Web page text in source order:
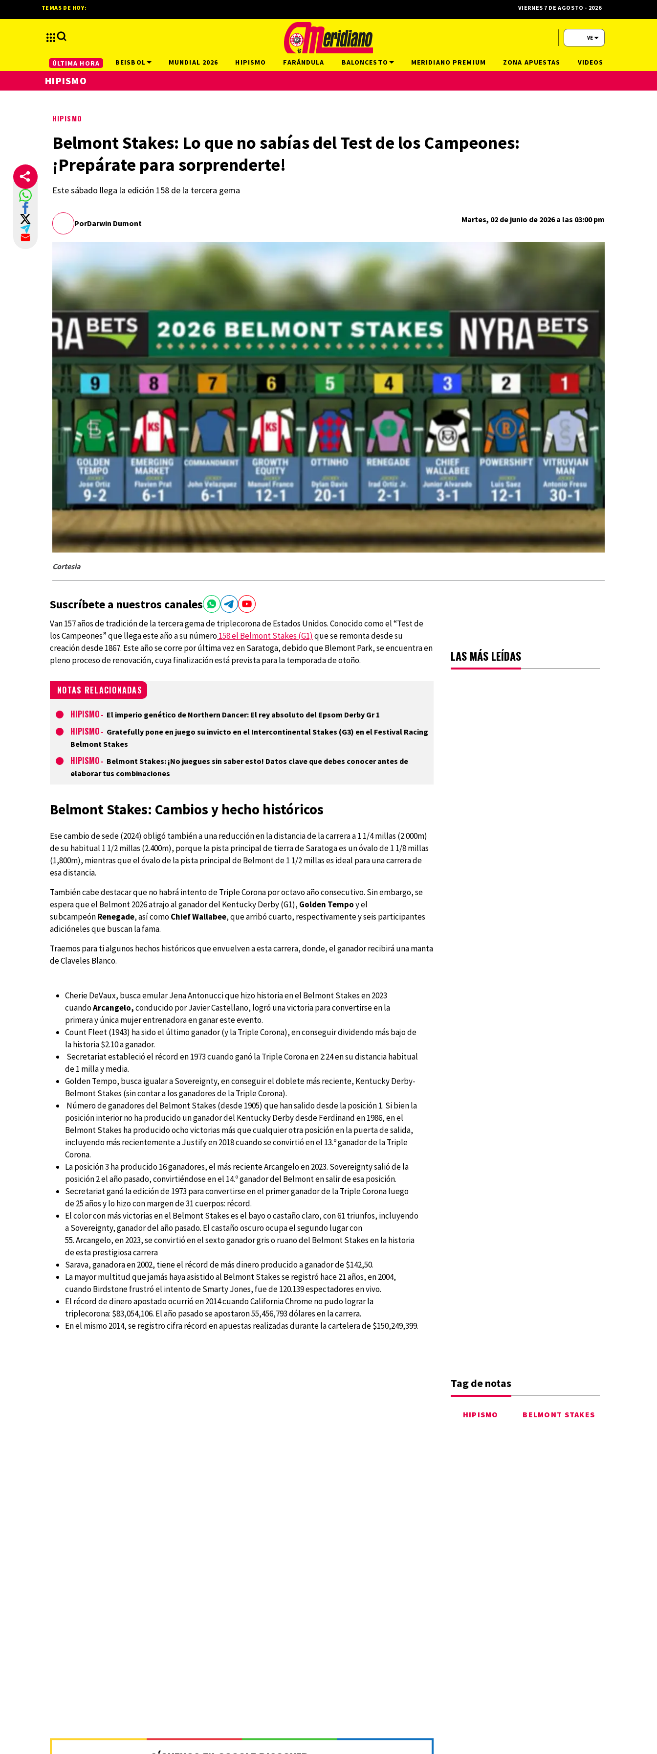
HIPISMO
Belmont Stakes: Lo que no sabías del Test de los Campeones:
¡Prepárate para sorprenderte!
Este sábado llega la edición 158 de la tercera gema
PorDarwin Dumont Martes, 02 de junio de 2026 a las 03:00 pm
Cortesia
Suscríbete a nuestros canales
Van 157 años de tradición de la tercera gema de triplecorona de Estados Unidos. Conocido como el “Test de
los Campeones” que llega este año a su número158 el Belmont Stakes (G1) que se remonta desde su
creación desde 1867. Este año se corre por última vez en Saratoga, debido que Blemont Park, se encuentra en
pleno proceso de renovación, cuya finalización está prevista para la temporada de otoño.
NOTAS RELACIONADAS
HIPISMO - El imperio genético de Northern Dancer: El rey absoluto del Epsom Derby Gr 1
HIPISMO - Gratefully pone en juego su invicto en el Intercontinental Stakes (G3) en el Festival Racing
Belmont Stakes
HIPISMO - Belmont Stakes: ¡No juegues sin saber esto! Datos clave que debes conocer antes de
elaborar tus combinaciones
Belmont Stakes: Cambios y hecho históricos
Ese cambio de sede (2024) obligó también a una reducción en la distancia de la carrera a 1 1/4 millas (2.000m)
de su habitual 1 1/2 millas (2.400m), porque la pista principal de tierra de Saratoga es un óvalo de 1 1/8 millas
(1,800m), mientras que el óvalo de la pista principal de Belmont de 1 1/2 millas es ideal para una carrera de
esa distancia.
También cabe destacar que no habrá intento de Triple Corona por octavo año consecutivo. Sin embargo, se
espera que el Belmont 2026 atrajo al ganador del Kentucky Derby (G1), Golden Tempoy el
subcampeónRenegade, así comoChief Wallabee, que arribó cuarto, respectivamente y seis participantes
adicióneles que buscan la fama.
Traemos para ti algunos hechos históricos que envuelven a esta carrera, donde, el ganador recibirá una manta
de Claveles Blanco.
Cherie DeVaux, busca emular Jena Antonucci que hizo historia en el Belmont Stakes en 2023
cuandoArcangelo,conducido por Javier Castellano, logró una victoria para convertirse en la
primera y única mujer entrenadora en ganar este evento.
Count Fleet (1943) ha sido el último ganador (y la Triple Corona), en conseguir dividendo más bajo de
la historia $2.10 a ganador.
Secretariat estableció el récord en 1973 cuando ganó la Triple Corona en 2:24 en su distancia habitual
de 1 milla y media.
Golden Tempo, busca igualar a Sovereignty, en conseguir el doblete más reciente, Kentucky Derby-
Belmont Stakes (sin contar a los ganadores de la Triple Corona).
Número de ganadores del Belmont Stakes (desde 1905) que han salido desde la posición 1. Si bien la
posición interior no ha producido un ganador del Kentucky Derby desde Ferdinand en 1986, en el
Belmont Stakes ha producido ocho victorias más que cualquier otra posición en la puerta de salida,
incluyendo más recientemente a Justify en 2018 cuando se convirtió en el 13.º ganador de la Triple
Corona.
La posición 3 ha producido 16 ganadores, el más reciente Arcangelo en 2023. Sovereignty salió de la
posición 2 el año pasado, convirtiéndose en el 14.º ganador del Belmont en salir de esa posición.
Secretariat ganó la edición de 1973 para convertirse en el primer ganador de la Triple Corona luego
de 25 años y lo hizo con margen de 31 cuerpos: récord.
El color con más victorias en el Belmont Stakes es el bayo o castaño claro, con 61 triunfos, incluyendo
a Sovereignty, ganador del año pasado. El castaño oscuro ocupa el segundo lugar con
55. Arcangelo, en 2023, se convirtió en el sexto ganador gris o ruano del Belmont Stakes en la historia
de esta prestigiosa carrera
Sarava, ganadora en 2002, tiene el récord de más dinero producido a ganador de $142,50.
La mayor multitud que jamás haya asistido al Belmont Stakes se registró hace 21 años, en 2004,
cuando Birdstone frustró el intento de Smarty Jones, fue de 120.139 espectadores en vivo.
El récord de dinero apostado ocurrió en 2014 cuandoCalifornia Chrome no pudo lograr la
triplecorona: $83,054,106. El año pasado se apostaron 55,456,793 dólares en la carrera.
En el mismo 2014, se registro cifra récord en apuestas realizadas durante la cartelera de $150,249,399.
LAS MÁS LEÍDAS
Tag de notas
HIPISMO BELMONT STAKES
TEMAS DE HOY: VIERNES 7 DE AGOSTO - 2026
VE
ÚLTIMA HORA BEISBOL MUNDIAL 2026 HIPISMO
HIPISMO
FARÁNDULA BALONCESTO MERIDIANO PREMIUM ZONA APUESTAS VIDEOS